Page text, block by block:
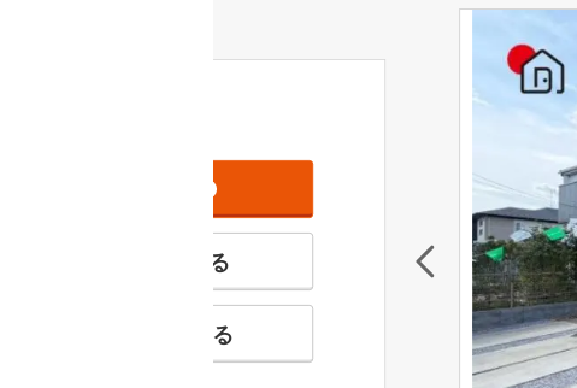
特徴の似た物件を見る
お気に入りに追加する